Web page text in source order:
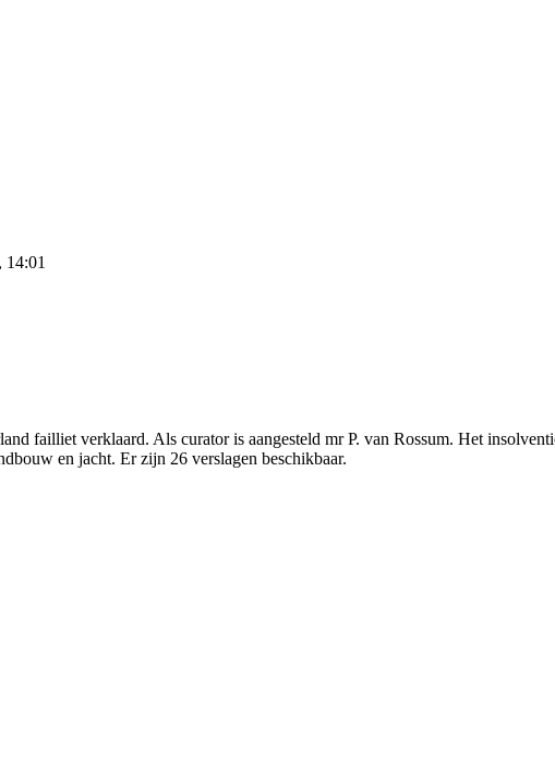
failliet verklaard. Als curator is aangesteld mr P. van Rossum. Het
en jacht. Er zijn 26 verslagen beschikbaar.